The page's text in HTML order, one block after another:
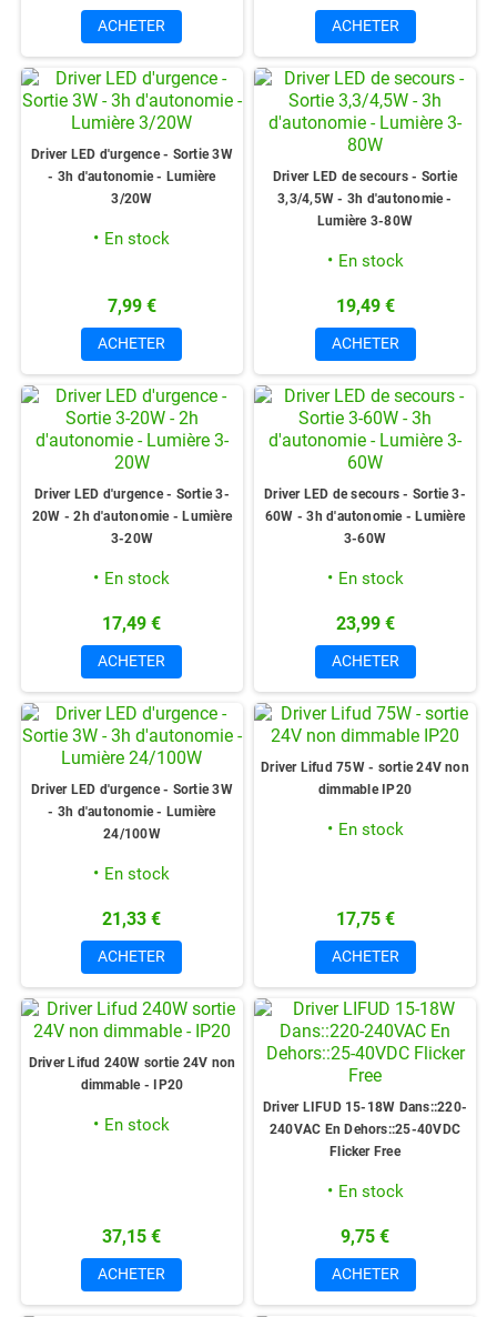
ACHETER ACHETER
Driver LED d'urgence - Sortie 3W
- 3h d'autonomie - Lumière
3/20W
En stock
7,99 €
ACHETER
Driver LED de secours - Sortie
3,3/4,5W - 3h d'autonomie -
Lumière 3-80W
En stock
19,49 €
ACHETER
Driver LED d'urgence - Sortie 3-
20W - 2h d'autonomie - Lumière
3-20W
En stock
17,49 €
ACHETER
Driver LED de secours - Sortie 3-
60W - 3h d'autonomie - Lumière
3-60W
En stock
23,99 €
ACHETER
Driver LED d'urgence - Sortie 3W
- 3h d'autonomie - Lumière
24/100W
En stock
21,33 €
ACHETER
Driver Lifud 75W - sortie 24V non
dimmable IP20
En stock
17,75 €
ACHETER
Driver Lifud 240W sortie 24V non
dimmable - IP20
En stock
37,15 €
ACHETER
Driver LIFUD 15-18W Dans::220-
240VAC En Dehors::25-40VDC
Flicker Free
En stock
9,75 €
ACHETER